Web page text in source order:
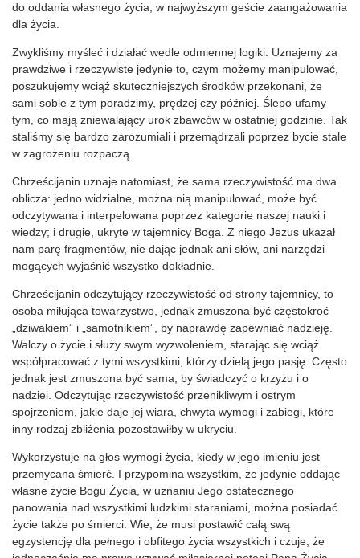
do oddania własnego życia, w najwyższym geście zaangażowania
dla życia.
Zwykliśmy myśleć i działać wedle odmiennej logiki. Uznajemy za
prawdziwe i rzeczywiste jedynie to, czym możemy manipulować,
poszukujemy wciąż skuteczniejszych środków przekonani, że
sami sobie z tym poradzimy, prędzej czy później. Ślepo ufamy
tym, co mają zniewalający urok zbawców w ostatniej godzinie. Tak
staliśmy się bardzo zarozumiali i przemądrzali poprzez bycie stale
w zagrożeniu rozpaczą.
Chrześcijanin uznaje natomiast, że sama rzeczywistość ma dwa
oblicza: jedno widzialne, można nią manipulować, może być
odczytywana i interpelowana poprzez kategorie naszej nauki i
wiedzy; i drugie, ukryte w tajemnicy Boga. Z niego Jezus ukazał
nam parę fragmentów, nie dając jednak ani słów, ani narzędzi
mogących wyjaśnić wszystko dokładnie.
Chrześcijanin odczytujący rzeczywistość od strony tajemnicy, to
osoba miłująca towarzystwo, jednak zmuszona być częstokroć
„dziwakiem” i „samotnikiem”, by naprawdę zapewniać nadzieję.
Walczy o życie i służy swym wyzwoleniem, starając się wciąż
współpracować z tymi wszystkimi, którzy dzielą jego pasję. Często
jednak jest zmuszona być sama, by świadczyć o krzyżu i o
nadziei. Odczytując rzeczywistość przenikliwym i ostrym
spojrzeniem, jakie daje jej wiara, chwyta wymogi i zabiegi, które
inny rodzaj zbliżenia pozostawiłby w ukryciu.
Wykorzystuje na głos wymogi życia, kiedy w jego imieniu jest
przemycana śmierć. I przypomina wszystkim, że jedynie oddając
własne życie Bogu Życia, w uznaniu Jego ostatecznego
panowania nad wszystkimi ludzkimi staraniami, można posiadać
życie także po śmierci. Wie, że musi postawić całą swą
egzystencję dla pełnego i obfitego życia wszystkich i czuje, że